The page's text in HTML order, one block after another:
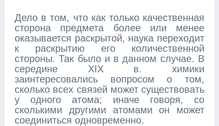
Дело в том, что как только качественная
сторона предмета более или менее
оказывается раскрытой, наука переходит
к раскрытию его количественной
стороны. Так было и в данном случае. В
середине XIX в. химики
заинтересовались вопросом о том,
сколько всех связей может существовать
у одного атома; иначе говоря, со
сколькими другими атомами он может
соединиться одновременно.